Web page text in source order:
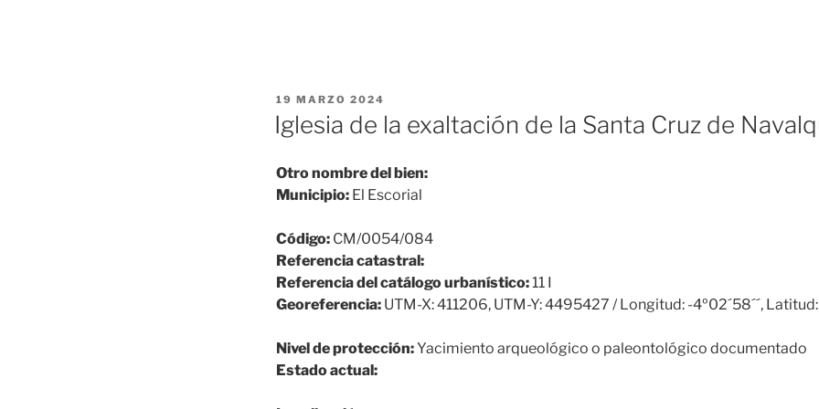
PUBLICADO
EL
19 MARZO 2024
Iglesia de la exaltación de la Santa Cruz de
Otro nombre del bien:
Municipio: El Escorial
Código: CM/0054/084
Referencia catastral:
Referencia del catálogo urbanístico: 11 I
Georeferencia: UTM-X: 411206, UTM-Y: 4495427 / Longitud: -4º02´58´´, Latitud:
Nivel de protección:Yacimiento arqueológico o paleontológico documentado
Estado actual: